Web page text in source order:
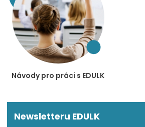
Návody pro práci s EDULK
Newsletteru EDULK